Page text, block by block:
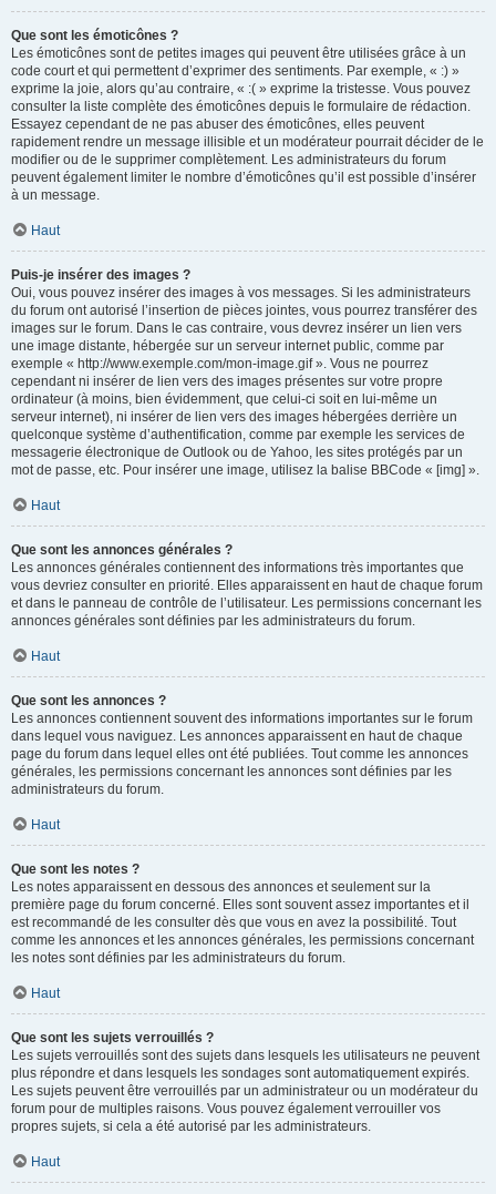
Que sont les émoticônes ?
Les émoticônes sont de petites images qui peuvent être utilisées grâce à un
code court et qui permettent d’exprimer des sentiments. Par exemple, « :) »
exprime la joie, alors qu’au contraire, « :( » exprime la tristesse. Vous pouvez
consulter la liste complète des émoticônes depuis le formulaire de rédaction.
Essayez cependant de ne pas abuser des émoticônes, elles peuvent
rapidement rendre un message illisible et un modérateur pourrait décider de le
modifier ou de le supprimer complètement. Les administrateurs du forum
peuvent également limiter le nombre d’émoticônes qu’il est possible d’insérer
à un message.
Haut
Puis-je insérer des images ?
Oui, vous pouvez insérer des images à vos messages. Si les administrateurs
du forum ont autorisé l’insertion de pièces jointes, vous pourrez transférer des
images sur le forum. Dans le cas contraire, vous devrez insérer un lien vers
une image distante, hébergée sur un serveur internet public, comme par
exemple « http://www.exemple.com/mon-image.gif ». Vous ne pourrez
cependant ni insérer de lien vers des images présentes sur votre propre
ordinateur (à moins, bien évidemment, que celui-ci soit en lui-même un
serveur internet), ni insérer de lien vers des images hébergées derrière un
quelconque système d’authentification, comme par exemple les services de
messagerie électronique de Outlook ou de Yahoo, les sites protégés par un
mot de passe, etc. Pour insérer une image, utilisez la balise BBCode « [img] ».
Haut
Que sont les annonces générales ?
Les annonces générales contiennent des informations très importantes que
vous devriez consulter en priorité. Elles apparaissent en haut de chaque forum
et dans le panneau de contrôle de l’utilisateur. Les permissions concernant les
annonces générales sont définies par les administrateurs du forum.
Haut
Que sont les annonces ?
Les annonces contiennent souvent des informations importantes sur le forum
dans lequel vous naviguez. Les annonces apparaissent en haut de chaque
page du forum dans lequel elles ont été publiées. Tout comme les annonces
générales, les permissions concernant les annonces sont définies par les
administrateurs du forum.
Haut
Que sont les notes ?
Les notes apparaissent en dessous des annonces et seulement sur la
première page du forum concerné. Elles sont souvent assez importantes et il
est recommandé de les consulter dès que vous en avez la possibilité. Tout
comme les annonces et les annonces générales, les permissions concernant
les notes sont définies par les administrateurs du forum.
Haut
Que sont les sujets verrouillés ?
Les sujets verrouillés sont des sujets dans lesquels les utilisateurs ne peuvent
plus répondre et dans lesquels les sondages sont automatiquement expirés.
Les sujets peuvent être verrouillés par un administrateur ou un modérateur du
forum pour de multiples raisons. Vous pouvez également verrouiller vos
propres sujets, si cela a été autorisé par les administrateurs.
Haut